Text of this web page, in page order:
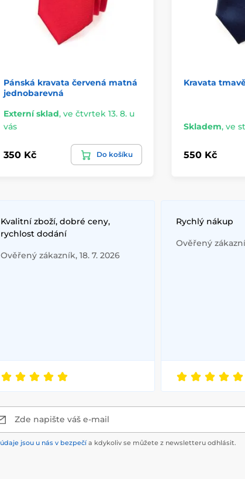
Pánská kravata červená matná
jednobarevná
Externí sklad, ve čtvrtek 13. 8. u
vás
350 Kč Do košíku
Kravata
Skladem, ve
550 Kč
Kvalitní zboží, dobré ceny,
rychlost dodání
Ověřený zákazník, 18. 7. 2026
Rychlý nákup
Ověřený
Zde napište váš e-mail
údaje jsou u nás v bezpečí a kdykoliv se můžete z newsletteru odhlásit.